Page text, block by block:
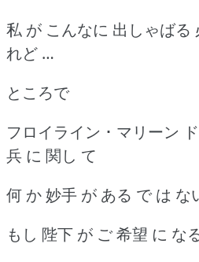
私 が こんなに 出しゃばる
れど …
ところで
フロイライン ･ マリーン
兵 に 関し て
何 か 妙手 が ある で は な
もし 陛下 が ご 希望 に な